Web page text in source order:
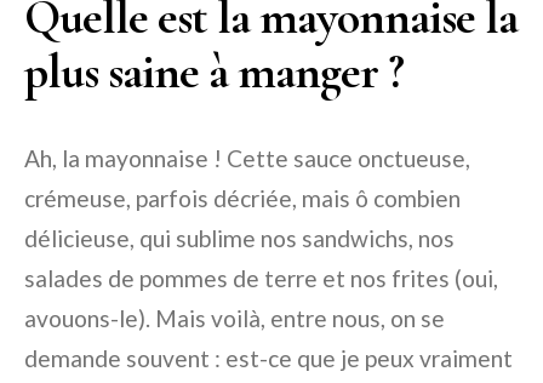
Quelle est la mayonnaise la
plus saine à manger ?
Ah, la mayonnaise ! Cette sauce onctueuse,
crémeuse, parfois décriée, mais ô combien
délicieuse, qui sublime nos sandwichs, nos
salades de pommes de terre et nos frites (oui,
avouons-le). Mais voilà, entre nous, on se
demande souvent : est-ce que je peux vraiment